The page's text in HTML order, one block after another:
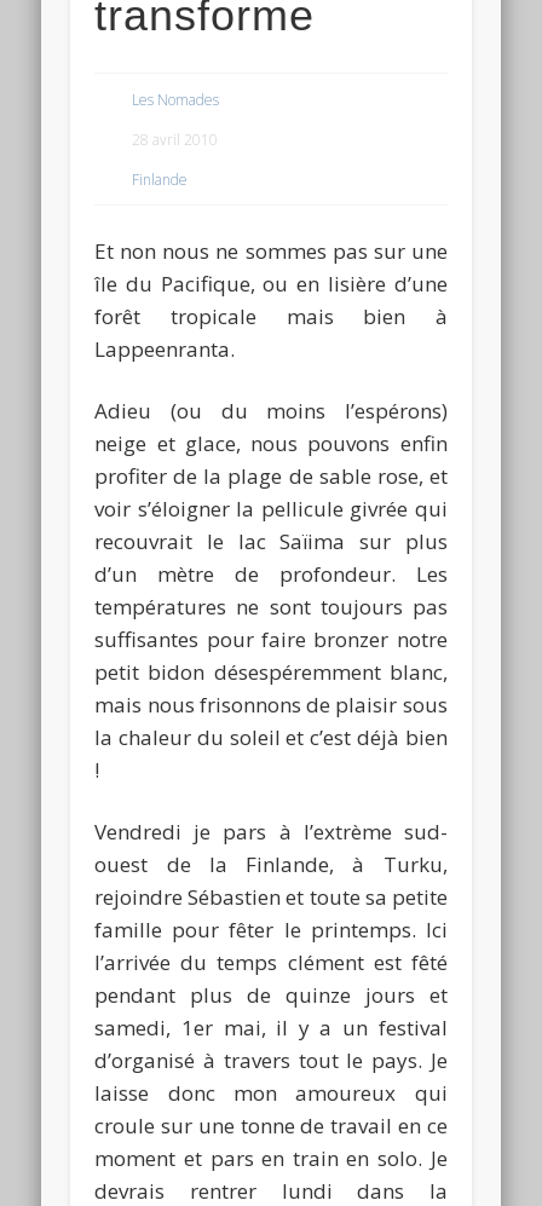
transforme
Les Nomades
28 avril 2010
Finlande
Et non nous ne sommes pas sur une
île du Pacifique, ou en lisière d’une
forêt tropicale mais bien à
Lappeenranta.
Adieu (ou du moins l’espérons)
neige et glace, nous pouvons enfin
profiter de la plage de sable rose, et
voir s’éloigner la pellicule givrée qui
recouvrait le lac Saïima sur plus
d’un mètre de profondeur. Les
températures ne sont toujours pas
suffisantes pour faire bronzer notre
petit bidon désespéremment blanc,
mais nous frisonnons de plaisir sous
la chaleur du soleil et c’est déjà bien
!
Vendredi je pars à l’extrème sud-
ouest de la Finlande, à Turku,
rejoindre Sébastien et toute sa petite
famille pour fêter le printemps. Ici
l’arrivée du temps clément est fêté
pendant plus de quinze jours et
samedi, 1er mai, il y a un festival
d’organisé à travers tout le pays. Je
laisse donc mon amoureux qui
croule sur une tonne de travail en ce
moment et pars en train en solo. Je
devrais rentrer lundi dans la